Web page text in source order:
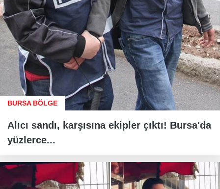
BURSA BÖLGE
Alıcı sandı, karşısına ekipler çıktı! Bursa'da
yüzlerce...